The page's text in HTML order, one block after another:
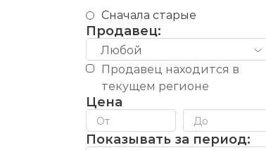
Сначала старые
Продавец:
Любой
Продавец находится в
текущем регионе
Цена
Показывать за период: